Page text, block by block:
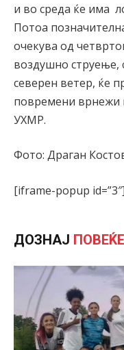
и во среда ќе има
Потоа
очекува од
воздушно струење,
северен ветер, ќе
повремени врнежи
УХМР.
Фото: Драган
[iframe-popup id=”3″]
ДОЗНАЈ ПОВЕЌЕ